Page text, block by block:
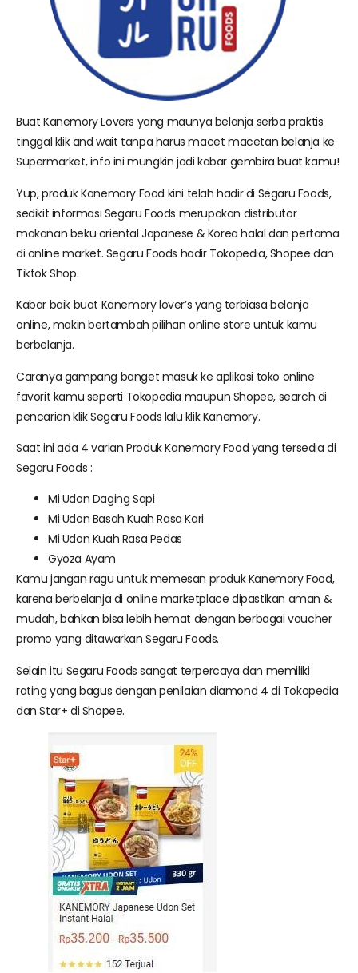
Buat Kanemory Lovers yang maunya belanja serba praktis
tinggal klik and wait tanpa harus macet macetan belanja ke
Supermarket, info ini mungkin jadi kabar gembira buat kamu!
Yup, produk Kanemory Food kini telah hadir di Segaru Foods,
sedikit informasi Segaru Foods merupakan distributor
makanan beku oriental Japanese & Korea halal dan pertama
di online market. Segaru Foods hadir Tokopedia, Shopee dan
Tiktok Shop.
Kabar baik buat Kanemory lover’s yang terbiasa belanja
online, makin bertambah pilihan online store untuk kamu
berbelanja.
Caranya gampang banget masuk ke aplikasi toko online
favorit kamu seperti Tokopedia maupun Shopee, search di
pencarian klik Segaru Foods lalu klik Kanemory.
Saat ini ada 4 varian Produk Kanemory Food yang tersedia di
Segaru Foods :
Mi Udon Daging Sapi
Mi Udon Basah Kuah Rasa Kari
Mi Udon Kuah Rasa Pedas
Gyoza Ayam
Kamu jangan ragu untuk memesan produk Kanemory Food,
karena berbelanja di online marketplace dipastikan aman &
mudah, bahkan bisa lebih hemat dengan berbagai voucher
promo yang ditawarkan Segaru Foods.
Selain itu Segaru Foods sangat terpercaya dan memiliki
rating yang bagus dengan penilaian diamond 4 di Tokopedia
dan Star+ di Shopee.